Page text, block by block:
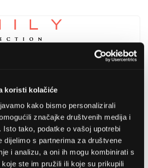
koristi kolačiće
kako bismo personalizirali
značajke društvenih medija i
Isto tako, podatke o vašoj upotrebi
dijelimo s partnerima za društvene
i analizu, a oni ih mogu kombinirati s
ste im pružili ili koje su prikupili
Višebojno
21,5 cm
6 mm
9 g